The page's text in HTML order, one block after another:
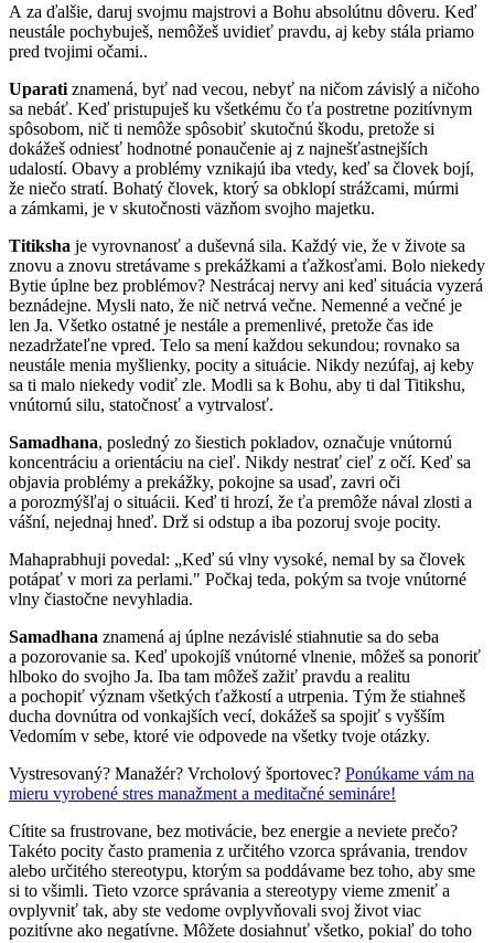
A za ďalšie, daruj svojmu majstrovi a Bohu absolútnu dôveru. Keď
neustále pochybuješ, nemôžeš uvidieť pravdu, aj keby stála priamo
pred tvojimi očami..
Uparati znamená, byť nad vecou, nebyť na ničom závislý a ničoho
sa nebáť. Keď pristupuješ ku všetkému čo ťa postretne pozitívnym
spôsobom, nič ti nemôže spôsobiť skutočnú škodu, pretože si
dokážeš odniesť hodnotné ponaučenie aj z najnešťastnejších
udalostí. Obavy a problémy vznikajú iba vtedy, keď sa človek bojí,
že niečo stratí. Bohatý človek, ktorý sa obklopí strážcami, múrmi
a zámkami, je v skutočnosti väzňom svojho majetku.
Titiksha je vyrovnanosť a duševná sila. Každý vie, že v živote sa
znovu a znovu stretávame s prekážkami a ťažkosťami. Bolo niekedy
Bytie úplne bez problémov? Nestrácaj nervy ani keď situácia vyzerá
beznádejne. Mysli nato, že nič netrvá večne. Nemenné a večné je
len Ja. Všetko ostatné je nestále a premenlivé, pretože čas ide
nezadržateľne vpred. Telo sa mení každou sekundou; rovnako sa
neustále menia myšlienky, pocity a situácie. Nikdy nezúfaj, aj keby
sa ti malo niekedy vodiť zle. Modli sa k Bohu, aby ti dal Titikshu,
vnútornú silu, statočnosť a vytrvalosť.
Samadhana, posledný zo šiestich pokladov, označuje vnútornú
koncentráciu a orientáciu na cieľ. Nikdy nestrať cieľ z očí. Keď sa
objavia problémy a prekážky, pokojne sa usaď, zavri oči
a porozmýšľaj o situácii. Keď ti hrozí, že ťa premôže nával zlosti a
vášní, nejednaj hneď. Drž si odstup a iba pozoruj svoje pocity.
Mahaprabhuji povedal: „Keď sú vlny vysoké, nemal by sa človek
potápať v mori za perlami." Počkaj teda, pokým sa tvoje vnútorné
vlny čiastočne nevyhladia.
Samadhana znamená aj úplne nezávislé stiahnutie sa do seba
a pozorovanie sa. Keď upokojíš vnútorné vlnenie, môžeš sa ponoriť
hlboko do svojho Ja. Iba tam môžeš zažiť pravdu a realitu
a pochopiť význam všetkých ťažkostí a utrpenia. Tým že stiahneš
ducha dovnútra od vonkajších vecí, dokážeš sa spojiť s vyšším
Vedomím v sebe, ktoré vie odpovede na všetky tvoje otázky.
Vystresovaný? Manažér? Vrcholový športovec? Ponúkame vám na
mieru vyrobené stres manažment a meditačné semináre!
Cítite sa frustrovane, bez motivácie, bez energie a neviete prečo?
Takéto pocity často pramenia z určitého vzorca správania, trendov
alebo určitého stereotypu, ktorým sa poddávame bez toho, aby sme
si to všimli. Tieto vzorce správania a stereotypy vieme zmeniť a
ovplyvniť tak, aby ste vedome ovplyvňovali svoj život viac
pozitívne ako negatívne. Môžete dosiahnuť všetko, pokiaľ do toho